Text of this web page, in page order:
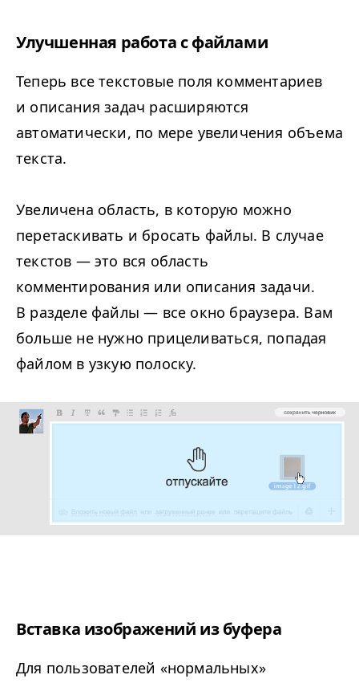
Улучшенная работа с файлами
Теперь все текстовые поля комментариев
и описания задач расширяются
автоматически, по мере увеличения объема
текста.
Увеличена область, в которую можно
перетаскивать и бросать файлы. В случае
текстов — это вся область
комментирования или описания задачи.
В разделе файлы — все окно браузера. Вам
больше не нужно прицеливаться, попадая
файлом в узкую полоску.
Вставка изображений из буфера
Для пользователей «нормальных»